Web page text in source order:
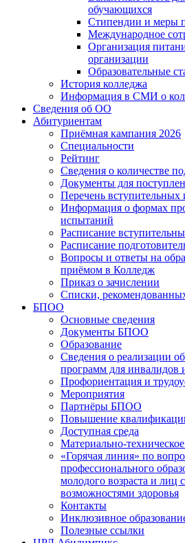
обучающихся
Стипендии и меры
Международное
Организация
организации
Образовательные
История колледжа
Информация в СМИ о
Сведения об ОО
Абитуриентам
Приёмная кампания 2026
Специальности
Рейтинг
Сведения о количестве
Документы для
Перечень вступительных
Информация о формах
испытаний
Расписание
Расписание
Вопросы и ответы на
приёмом в Колледж
Приказ о зачислении
Списки,
БПОО
Основные сведения
Документы БПОО
Образование
Сведения о реализации
программ для
Профориентация и
Мероприятия
Партнёры БПОО
Повышение
Доступная среда
Материально-
«Горячая линия» по
профессионального
молодого возраста и лиц
возможностями здоровья
Контакты
Инклюзивное
Полезные ссылки